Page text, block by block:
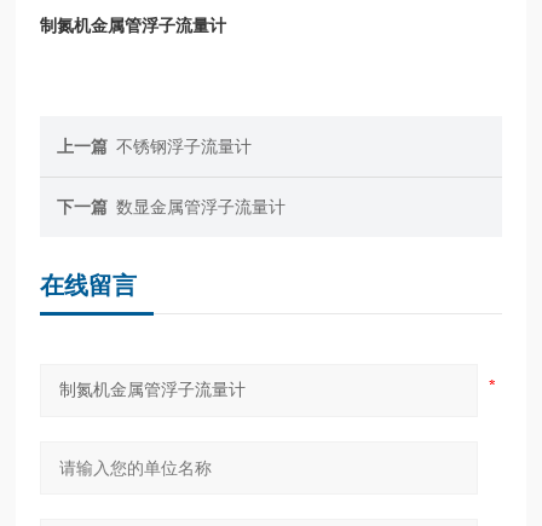
制氮机金属管浮子流量计
上一篇 不锈钢浮子流量计
下一篇 数显金属管浮子流量计
在线留言